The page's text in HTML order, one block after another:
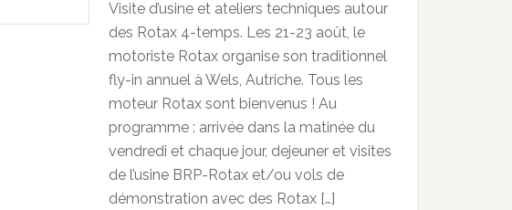
Visite d’usine et ateliers techniques autour
des Rotax 4-temps. Les 21-23 août, le
motoriste Rotax organise son traditionnel
fly-in annuel à Wels, Autriche. Tous les
moteur Rotax sont bienvenus ! Au
programme : arrivée dans la matinée du
vendredi et chaque jour, dejeuner et visites
de l’usine BRP-Rotax et/ou vols de
démonstration avec des Rotax […]